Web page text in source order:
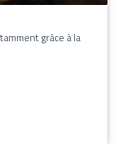
grâce à la